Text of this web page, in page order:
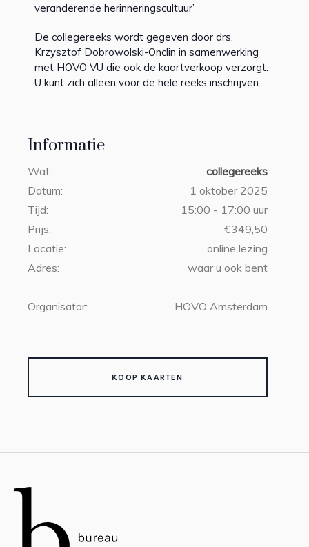
Informatie
Wat:
collegereeks
Datum:
1 oktober 2025
Tijd:
15:00 - 17:00 uur
Prijs:
€349,50
Locatie:
online lezing
Adres:
waar u ook bent
Organisator: HOVO Amsterdam
KOOP KAARTEN
veranderende herinneringscultuur’
De collegereeks wordt gegeven door drs.
Krzysztof Dobrowolski-Onclin in samenwerking
met HOVO VU die ook de kaartverkoop verzorgt.
U kunt zich alleen voor de hele reeks inschrijven.